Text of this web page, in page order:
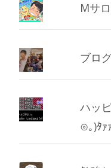
Mサ
ブロ
ハッ
⊙｡)ﾀ